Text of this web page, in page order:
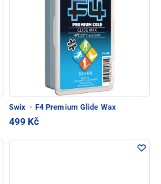
Swix · F4 Premium Glide Wax
499 Kč